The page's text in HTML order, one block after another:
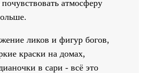
атмосферу
ликов и фигур богов,
краски на домах,
в сари - всё это